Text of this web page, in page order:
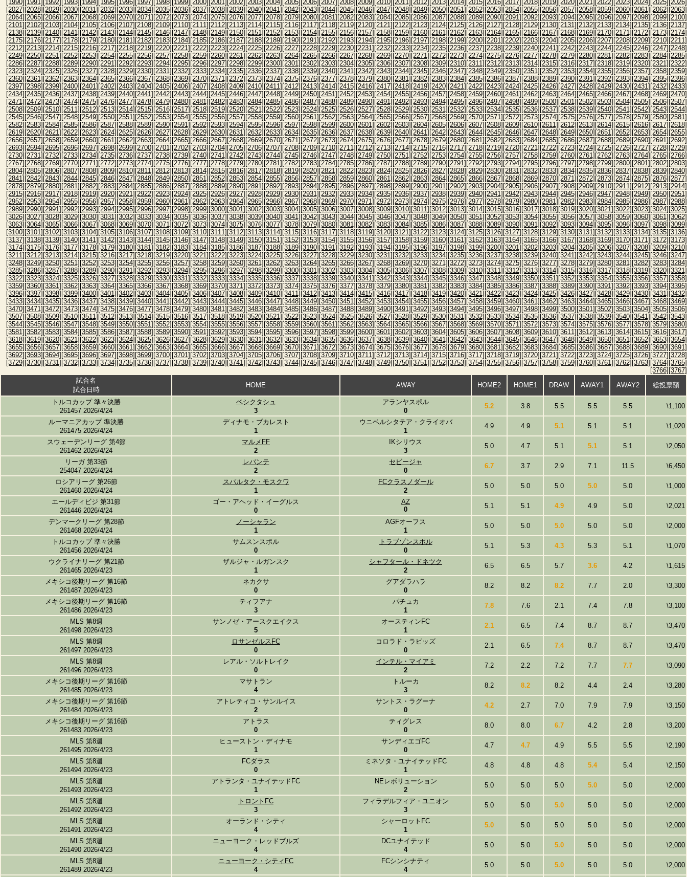
[1990] [1991] [1992] [1993] [1994] [1995] [1996] [1997] [1998] [1999] [2000] [2001] [2002] [2003] [2004] [2005] [2006] [2007] [2008] [2009] [2010] [2011] [2012] [2013] [2014] [2015] [2016] [2017] [2018] [2019] [2020] [2021] [2022] [2023] [2024] [2025] [2026]
[2027] [2028] [2029] [2030] [2031] [2032] [2033] [2034] [2035] [2036] [2037] [2038] [2039] [2040] [2041] [2042] [2043] [2044] [2045] [2046] [2047] [2048] [2049] [2050] [2051] [2052] [2053] [2054] [2055] [2056] [2057] [2058] [2059] [2060] [2061] [2062] [2063]
[2064] [2065] [2066] [2067] [2068] [2069] [2070] [2071] [2072] [2073] [2074] [2075] [2076] [2077] [2078] [2079] [2080] [2081] [2082] [2083] [2084] [2085] [2086] [2087] [2088] [2089] [2090] [2091] [2092] [2093] [2094] [2095] [2096] [2097] [2098] [2099] [2100]
[2101] [2102] [2103] [2104] [2105] [2106] [2107] [2108] [2109] [2110] [2111] [2112] [2113] [2114] [2115] [2116] [2117] [2118] [2119] [2120] [2121] [2122] [2123] [2124] [2125] [2126] [2127] [2128] [2129] [2130] [2131] [2132] [2133] [2134] [2135] [2136] [2137]
[2138] [2139] [2140] [2141] [2142] [2143] [2144] [2145] [2146] [2147] [2148] [2149] [2150] [2151] [2152] [2153] [2154] [2155] [2156] [2157] [2158] [2159] [2160] [2161] [2162] [2163] [2164] [2165] [2166] [2167] [2168] [2169] [2170] [2171] [2172] [2173] [2174]
[2175] [2176] [2177] [2178] [2179] [2180] [2181] [2182] [2183] [2184] [2185] [2186] [2187] [2188] [2189] [2190] [2191] [2192] [2193] [2194] [2195] [2196] [2197] [2198] [2199] [2200] [2201] [2202] [2203] [2204] [2205] [2206] [2207] [2208] [2209] [2210] [2211]
[2212] [2213] [2214] [2215] [2216] [2217] [2218] [2219] [2220] [2221] [2222] [2223] [2224] [2225] [2226] [2227] [2228] [2229] [2230] [2231] [2232] [2233] [2234] [2235] [2236] [2237] [2238] [2239] [2240] [2241] [2242] [2243] [2244] [2245] [2246] [2247] [2248]
[2249] [2250] [2251] [2252] [2253] [2254] [2255] [2256] [2257] [2258] [2259] [2260] [2261] [2262] [2263] [2264] [2265] [2266] [2267] [2268] [2269] [2270] [2271] [2272] [2273] [2274] [2275] [2276] [2277] [2278] [2279] [2280] [2281] [2282] [2283] [2284] [2285]
[2286] [2287] [2288] [2289] [2290] [2291] [2292] [2293] [2294] [2295] [2296] [2297] [2298] [2299] [2300] [2301] [2302] [2303] [2304] [2305] [2306] [2307] [2308] [2309] [2310] [2311] [2312] [2313] [2314] [2315] [2316] [2317] [2318] [2319] [2320] [2321] [2322]
[2323] [2324] [2325] [2326] [2327] [2328] [2329] [2330] [2331] [2332] [2333] [2334] [2335] [2336] [2337] [2338] [2339] [2340] [2341] [2342] [2343] [2344] [2345] [2346] [2347] [2348] [2349] [2350] [2351] [2352] [2353] [2354] [2355] [2356] [2357] [2358] [2359]
[2360] [2361] [2362] [2363] [2364] [2365] [2366] [2367] [2368] [2369] [2370] [2371] [2372] [2373] [2374] [2375] [2376] [2377] [2378] [2379] [2380] [2381] [2382] [2383] [2384] [2385] [2386] [2387] [2388] [2389] [2390] [2391] [2392] [2393] [2394] [2395] [2396]
[2397] [2398] [2399] [2400] [2401] [2402] [2403] [2404] [2405] [2406] [2407] [2408] [2409] [2410] [2411] [2412] [2413] [2414] [2415] [2416] [2417] [2418] [2419] [2420] [2421] [2422] [2423] [2424] [2425] [2426] [2427] [2428] [2429] [2430] [2431] [2432] [2433]
[2434] [2435] [2436] [2437] [2438] [2439] [2440] [2441] [2442] [2443] [2444] [2445] [2446] [2447] [2448] [2449] [2450] [2451] [2452] [2453] [2454] [2455] [2456] [2457] [2458] [2459] [2460] [2461] [2462] [2463] [2464] [2465] [2466] [2467] [2468] [2469] [2470]
[2471] [2472] [2473] [2474] [2475] [2476] [2477] [2478] [2479] [2480] [2481] [2482] [2483] [2484] [2485] [2486] [2487] [2488] [2489] [2490] [2491] [2492] [2493] [2494] [2495] [2496] [2497] [2498] [2499] [2500] [2501] [2502] [2503] [2504] [2505] [2506] [2507]
[2508] [2509] [2510] [2511] [2512] [2513] [2514] [2515] [2516] [2517] [2518] [2519] [2520] [2521] [2522] [2523] [2524] [2525] [2526] [2527] [2528] [2529] [2530] [2531] [2532] [2533] [2534] [2535] [2536] [2537] [2538] [2539] [2540] [2541] [2542] [2543] [2544]
[2545] [2546] [2547] [2548] [2549] [2550] [2551] [2552] [2553] [2554] [2555] [2556] [2557] [2558] [2559] [2560] [2561] [2562] [2563] [2564] [2565] [2566] [2567] [2568] [2569] [2570] [2571] [2572] [2573] [2574] [2575] [2576] [2577] [2578] [2579] [2580] [2581]
[2582] [2583] [2584] [2585] [2586] [2587] [2588] [2589] [2590] [2591] [2592] [2593] [2594] [2595] [2596] [2597] [2598] [2599] [2600] [2601] [2602] [2603] [2604] [2605] [2606] [2607] [2608] [2609] [2610] [2611] [2612] [2613] [2614] [2615] [2616] [2617] [2618]
[2619] [2620] [2621] [2622] [2623] [2624] [2625] [2626] [2627] [2628] [2629] [2630] [2631] [2632] [2633] [2634] [2635] [2636] [2637] [2638] [2639] [2640] [2641] [2642] [2643] [2644] [2645] [2646] [2647] [2648] [2649] [2650] [2651] [2652] [2653] [2654] [2655]
[2656] [2657] [2658] [2659] [2660] [2661] [2662] [2663] [2664] [2665] [2666] [2667] [2668] [2669] [2670] [2671] [2672] [2673] [2674] [2675] [2676] [2677] [2678] [2679] [2680] [2681] [2682] [2683] [2684] [2685] [2686] [2687] [2688] [2689] [2690] [2691] [2692]
[2693] [2694] [2695] [2696] [2697] [2698] [2699] [2700] [2701] [2702] [2703] [2704] [2705] [2706] [2707] [2708] [2709] [2710] [2711] [2712] [2713] [2714] [2715] [2716] [2717] [2718] [2719] [2720] [2721] [2722] [2723] [2724] [2725] [2726] [2727] [2728] [2729]
[2730] [2731] [2732] [2733] [2734] [2735] [2736] [2737] [2738] [2739] [2740] [2741] [2742] [2743] [2744] [2745] [2746] [2747] [2748] [2749] [2750] [2751] [2752] [2753] [2754] [2755] [2756] [2757] [2758] [2759] [2760] [2761] [2762] [2763] [2764] [2765] [2766]
[2767] [2768] [2769] [2770] [2771] [2772] [2773] [2774] [2775] [2776] [2777] [2778] [2779] [2780] [2781] [2782] [2783] [2784] [2785] [2786] [2787] [2788] [2789] [2790] [2791] [2792] [2793] [2794] [2795] [2796] [2797] [2798] [2799] [2800] [2801] [2802] [2803]
[2804] [2805] [2806] [2807] [2808] [2809] [2810] [2811] [2812] [2813] [2814] [2815] [2816] [2817] [2818] [2819] [2820] [2821] [2822] [2823] [2824] [2825] [2826] [2827] [2828] [2829] [2830] [2831] [2832] [2833] [2834] [2835] [2836] [2837] [2838] [2839] [2840]
[2841] [2842] [2843] [2844] [2845] [2846] [2847] [2848] [2849] [2850] [2851] [2852] [2853] [2854] [2855] [2856] [2857] [2858] [2859] [2860] [2861] [2862] [2863] [2864] [2865] [2866] [2867] [2868] [2869] [2870] [2871] [2872] [2873] [2874] [2875] [2876] [2877]
[2878] [2879] [2880] [2881] [2882] [2883] [2884] [2885] [2886] [2887] [2888] [2889] [2890] [2891] [2892] [2893] [2894] [2895] [2896] [2897] [2898] [2899] [2900] [2901] [2902] [2903] [2904] [2905] [2906] [2907] [2908] [2909] [2910] [2911] [2912] [2913] [2914]
[2915] [2916] [2917] [2918] [2919] [2920] [2921] [2922] [2923] [2924] [2925] [2926] [2927] [2928] [2929] [2930] [2931] [2932] [2933] [2934] [2935] [2936] [2937] [2938] [2939] [2940] [2941] [2942] [2943] [2944] [2945] [2946] [2947] [2948] [2949] [2950] [2951]
[2952] [2953] [2954] [2955] [2956] [2957] [2958] [2959] [2960] [2961] [2962] [2963] [2964] [2965] [2966] [2967] [2968] [2969] [2970] [2971] [2972] [2973] [2974] [2975] [2976] [2977] [2978] [2979] [2980] [2981] [2982] [2983] [2984] [2985] [2986] [2987] [2988]
[2989] [2990] [2991] [2992] [2993] [2994] [2995] [2996] [2997] [2998] [2999] [3000] [3001] [3002] [3003] [3004] [3005] [3006] [3007] [3008] [3009] [3010] [3011] [3012] [3013] [3014] [3015] [3016] [3017] [3018] [3019] [3020] [3021] [3022] [3023] [3024] [3025]
[3026] [3027] [3028] [3029] [3030] [3031] [3032] [3033] [3034] [3035] [3036] [3037] [3038] [3039] [3040] [3041] [3042] [3043] [3044] [3045] [3046] [3047] [3048] [3049] [3050] [3051] [3052] [3053] [3054] [3055] [3056] [3057] [3058] [3059] [3060] [3061] [3062]
[3063] [3064] [3065] [3066] [3067] [3068] [3069] [3070] [3071] [3072] [3073] [3074] [3075] [3076] [3077] [3078] [3079] [3080] [3081] [3082] [3083] [3084] [3085] [3086] [3087] [3088] [3089] [3090] [3091] [3092] [3093] [3094] [3095] [3096] [3097] [3098] [3099]
[3100] [3101] [3102] [3103] [3104] [3105] [3106] [3107] [3108] [3109] [3110] [3111] [3112] [3113] [3114] [3115] [3116] [3117] [3118] [3119] [3120] [3121] [3122] [3123] [3124] [3125] [3126] [3127] [3128] [3129] [3130] [3131] [3132] [3133] [3134] [3135] [3136]
[3137] [3138] [3139] [3140] [3141] [3142] [3143] [3144] [3145] [3146] [3147] [3148] [3149] [3150] [3151] [3152] [3153] [3154] [3155] [3156] [3157] [3158] [3159] [3160] [3161] [3162] [3163] [3164] [3165] [3166] [3167] [3168] [3169] [3170] [3171] [3172] [3173]
[3174] [3175] [3176] [3177] [3178] [3179] [3180] [3181] [3182] [3183] [3184] [3185] [3186] [3187] [3188] [3189] [3190] [3191] [3192] [3193] [3194] [3195] [3196] [3197] [3198] [3199] [3200] [3201] [3202] [3203] [3204] [3205] [3206] [3207] [3208] [3209] [3210]
[3211] [3212] [3213] [3214] [3215] [3216] [3217] [3218] [3219] [3220] [3221] [3222] [3223] [3224] [3225] [3226] [3227] [3228] [3229] [3230] [3231] [3232] [3233] [3234] [3235] [3236] [3237] [3238] [3239] [3240] [3241] [3242] [3243] [3244] [3245] [3246] [3247]
[3248] [3249] [3250] [3251] [3252] [3253] [3254] [3255] [3256] [3257] [3258] [3259] [3260] [3261] [3262] [3263] [3264] [3265] [3266] [3267] [3268] [3269] [3270] [3271] [3272] [3273] [3274] [3275] [3276] [3277] [3278] [3279] [3280] [3281] [3282] [3283] [3284]
[3285] [3286] [3287] [3288] [3289] [3290] [3291] [3292] [3293] [3294] [3295] [3296] [3297] [3298] [3299] [3300] [3301] [3302] [3303] [3304] [3305] [3306] [3307] [3308] [3309] [3310] [3311] [3312] [3313] [3314] [3315] [3316] [3317] [3318] [3319] [3320] [3321]
[3322] [3323] [3324] [3325] [3326] [3327] [3328] [3329] [3330] [3331] [3332] [3333] [3334] [3335] [3336] [3337] [3338] [3339] [3340] [3341] [3342] [3343] [3344] [3345] [3346] [3347] [3348] [3349] [3350] [3351] [3352] [3353] [3354] [3355] [3356] [3357] [3358]
[3359] [3360] [3361] [3362] [3363] [3364] [3365] [3366] [3367] [3368] [3369] [3370] [3371] [3372] [3373] [3374] [3375] [3376] [3377] [3378] [3379] [3380] [3381] [3382] [3383] [3384] [3385] [3386] [3387] [3388] [3389] [3390] [3391] [3392] [3393] [3394] [3395]
[3396] [3397] [3398] [3399] [3400] [3401] [3402] [3403] [3404] [3405] [3406] [3407] [3408] [3409] [3410] [3411] [3412] [3413] [3414] [3415] [3416] [3417] [3418] [3419] [3420] [3421] [3422] [3423] [3424] [3425] [3426] [3427] [3428] [3429] [3430] [3431] [3432]
[3433] [3434] [3435] [3436] [3437] [3438] [3439] [3440] [3441] [3442] [3443] [3444] [3445] [3446] [3447] [3448] [3449] [3450] [3451] [3452] [3453] [3454] [3455] [3456] [3457] [3458] [3459] [3460] [3461] [3462] [3463] [3464] [3465] [3466] [3467] [3468] [3469]
[3470] [3471] [3472] [3473] [3474] [3475] [3476] [3477] [3478] [3479] [3480] [3481] [3482] [3483] [3484] [3485] [3486] [3487] [3488] [3489] [3490] [3491] [3492] [3493] [3494] [3495] [3496] [3497] [3498] [3499] [3500] [3501] [3502] [3503] [3504] [3505] [3506]
[3507] [3508] [3509] [3510] [3511] [3512] [3513] [3514] [3515] [3516] [3517] [3518] [3519] [3520] [3521] [3522] [3523] [3524] [3525] [3526] [3527] [3528] [3529] [3530] [3531] [3532] [3533] [3534] [3535] [3536] [3537] [3538] [3539] [3540] [3541] [3542] [3543]
[3544] [3545] [3546] [3547] [3548] [3549] [3550] [3551] [3552] [3553] [3554] [3555] [3556] [3557] [3558] [3559] [3560] [3561] [3562] [3563] [3564] [3565] [3566] [3567] [3568] [3569] [3570] [3571] [3572] [3573] [3574] [3575] [3576] [3577] [3578] [3579] [3580]
[3581] [3582] [3583] [3584] [3585] [3586] [3587] [3588] [3589] [3590] [3591] [3592] [3593] [3594] [3595] [3596] [3597] [3598] [3599] [3600] [3601] [3602] [3603] [3604] [3605] [3606] [3607] [3608] [3609] [3610] [3611] [3612] [3613] [3614] [3615] [3616] [3617]
[3618] [3619] [3620] [3621] [3622] [3623] [3624] [3625] [3626] [3627] [3628] [3629] [3630] [3631] [3632] [3633] [3634] [3635] [3636] [3637] [3638] [3639] [3640] [3641] [3642] [3643] [3644] [3645] [3646] [3647] [3648] [3649] [3650] [3651] [3652] [3653] [3654]
[3655] [3656] [3657] [3658] [3659] [3660] [3661] [3662] [3663] [3664] [3665] [3666] [3667] [3668] [3669] [3670] [3671] [3672] [3673] [3674] [3675] [3676] [3677] [3678] [3679] [3680] [3681] [3682] [3683] [3684] [3685] [3686] [3687] [3688] [3689] [3690] [3691]
[3692] [3693] [3694] [3695] [3696] [3697] [3698] [3699] [3700] [3701] [3702] [3703] [3704] [3705] [3706] [3707] [3708] [3709] [3710] [3711] [3712] [3713] [3714] [3715] [3716] [3717] [3718] [3719] [3720] [3721] [3722] [3723] [3724] [3725] [3726] [3727] [3728]
[3729] [3730] [3731] [3732] [3733] [3734] [3735] [3736] [3737] [3738] [3739] [3740] [3741] [3742] [3743] [3744] [3745] [3746] [3747] [3748] [3749] [3750] [3751] [3752] [3753] [3754] [3755] [3756] [3757] [3758] [3759] [3760] [3761] [3762] [3763] [3764] [3765]
[3766] [3767]
試合名
試合日時
HOME AWAY HOME2 HOME1 DRAW AWAY1 AWAY2 総投票額
トルコカップ 準々決勝
261457 2026/4/24
ベシクタシュ
3
アランヤスポル
0
5.2 3.8 5.5 5.5 5.5 \1,100
ルーマニアカップ 準決勝
261475 2026/4/24
ディナモ・ブカレスト
1
ウニベルシタテア・クライオバ
1
4.9 4.9 5.1 5.1 5.1 \1,020
スウェーデンリーグ 第4節
261462 2026/4/24
マルメFF
2
IKシリウス
3
5.0 4.7 5.1 5.1 5.1 \2,050
リーガ 第33節
254047 2026/4/24
レバンテ
2
セビージャ
0
6.7 3.7 2.9 7.1 11.5 \6,450
ロシアリーグ 第26節
261460 2026/4/24
スパルタク・モスクワ
1
FCクラスノダール
2
5.0 5.0 5.0 5.0 5.0 \1,000
エールディビジ 第31節
261446 2026/4/24
ゴー・アヘッド・イーグルス
0
AZ
0
5.1 5.1 4.9 4.9 5.0 \2,021
デンマークリーグ 第28節
261468 2026/4/24
ノーシャラン
1
AGFオーフス
1
5.0 5.0 5.0 5.0 5.0 \2,000
トルコカップ 準々決勝
261456 2026/4/24
サムスンスポル
0
トラブゾンスポル
0
5.1 5.3 4.3 5.3 5.1 \1,070
ウクライナリーグ 第21節
261465 2026/4/23
ザルジャ・ルガンスク
1
シャフタール・ドネツク
2
6.5 6.5 5.7 3.6 4.2 \1,615
メキシコ後期リーグ 第16節
261487 2026/4/23
ネカクサ
0
グアダラハラ
0
8.2 8.2 8.2 7.7 2.0 \3,300
メキシコ後期リーグ 第16節
261486 2026/4/23
ティフアナ
3
パチュカ
1
7.8 7.6 2.1 7.4 7.8 \3,100
MLS 第8週
261498 2026/4/23
サンノゼ・アースクエイクス
5
オースティンFC
1
2.1 6.5 7.4 8.7 8.7 \3,470
MLS 第8週
261497 2026/4/23
ロサンゼルスFC
0
コロラド・ラピッズ
0
2.1 6.5 7.4 8.7 8.7 \3,470
MLS 第8週
261496 2026/4/23
レアル・ソルトレイク
0
インテル・マイアミ
2
7.2 2.2 7.2 7.7 7.7 \3,090
メキシコ後期リーグ 第16節
261485 2026/4/23
マサトラン
4
トルーカ
3
8.2 8.2 8.2 4.4 2.4 \3,280
メキシコ後期リーグ 第16節
261484 2026/4/23
アトレティコ・サンルイス
2
サントス・ラグーナ
0
4.2 2.7 7.0 7.9 7.9 \3,150
メキシコ後期リーグ 第16節
261483 2026/4/23
アトラス
0
ティグレス
0
8.0 8.0 6.7 4.2 2.8 \3,200
MLS 第8週
261495 2026/4/23
ヒューストン・ディナモ
1
サンディエゴFC
0
4.7 4.7 4.9 5.5 5.5 \2,190
MLS 第8週
261494 2026/4/23
FCダラス
0
ミネソタ・ユナイテッドFC
1
4.8 4.8 4.8 5.4 5.4 \2,150
MLS 第8週
261493 2026/4/23
アトランタ・ユナイテッドFC
1
NEレボリューション
2
5.0 5.0 5.0 5.0 5.0 \2,000
MLS 第8週
261492 2026/4/23
トロントFC
3
フィラデルフィア・ユニオン
3
5.0 5.0 5.0 5.0 5.0 \2,000
MLS 第8週
261491 2026/4/23
オーランド・シティ
4
シャーロットFC
1
5.0 5.0 5.0 5.0 5.0 \2,000
MLS 第8週
261490 2026/4/23
ニューヨーク・レッドブルズ
4
DCユナイテッド
4
5.0 5.0 5.0 5.0 5.0 \2,000
MLS 第8週
261489 2026/4/23
ニューヨーク・シティFC
4
FCシンシナティ
4
5.0 5.0 5.0 5.0 5.0 \2,000